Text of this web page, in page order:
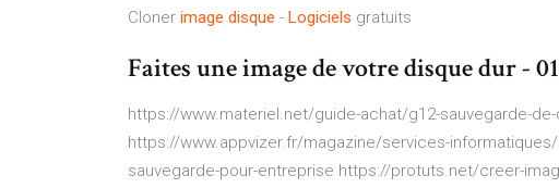
Cloner image disque - Logiciels gratuits
Faites une image de votre disque dur -
https://www.materiel.net/guide-achat/g12-sauvegarde-
https://www.appvizer.fr/magazine/services-
sauvegarde-pour-entreprise https://protuts.net/creer-